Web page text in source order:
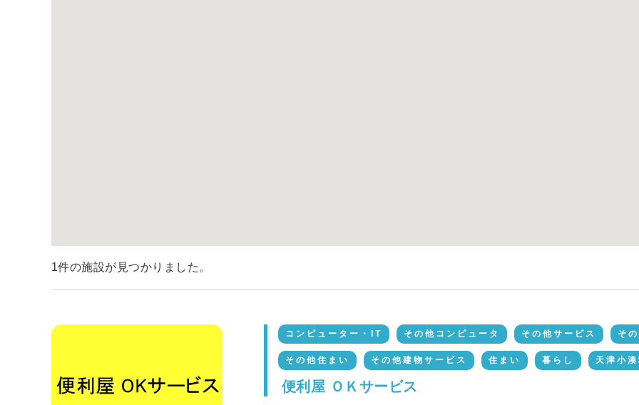
1件の施設が見つかりました。
コンピューター・IT その他コンピュータ その他サービス そ
その他住まい その他建物サービス 住まい 暮らし 天津小
便利屋 ＯＫサービス